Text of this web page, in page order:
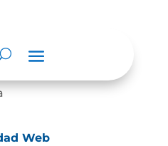
de Datos
de Datos
Web